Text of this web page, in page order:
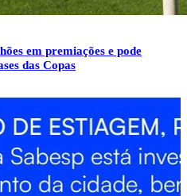
em premiações e pode
das Copas